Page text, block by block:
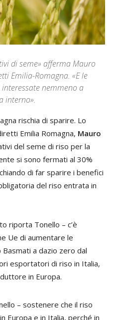
di seme» afferma Mauro
Emilia-Romagna. «E le
nemmeno a
interno».
rischia di sparire. Lo
Emilia Romagna, Mauro
del seme di riso per la
si sono fermati al 30%
di far sparire i benefici
del riso entrata in
riporta Tonello – c’è
Ue di aumentare le
a dazio zero dal
esportatori di riso in Italia,
in Europa.
– sostenere che il riso
Europa e in Italia, perché in